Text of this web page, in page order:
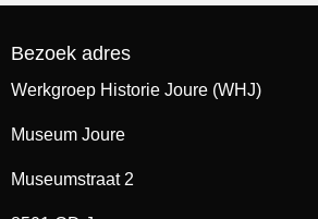
Bezoek adres
Werkgroep Historie Joure (WHJ)
Museum Joure
Museumstraat 2